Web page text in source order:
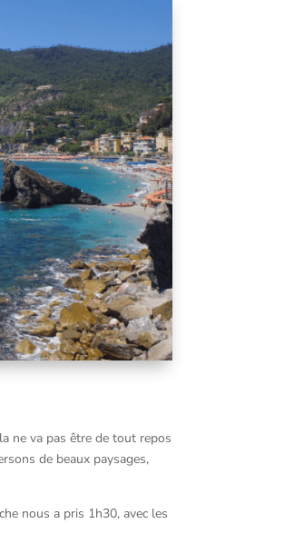
ne va pas être de tout repos
de beaux paysages,
nous a pris 1h30, avec les